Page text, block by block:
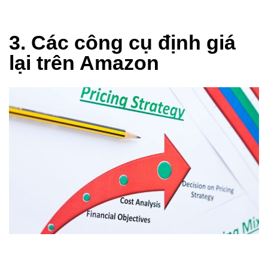
3. Các công cụ định giá
lại trên Amazon